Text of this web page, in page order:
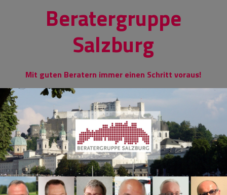
Beratergruppe
Salzburg
Mit guten Beratern immer einen Schritt voraus!